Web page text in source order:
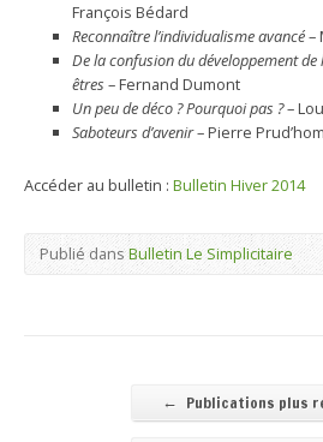
François Bédard
Reconnaître l’individualisme avancé–
De la confusion du développement de
êtres – Fernand Dumont
Un peu de déco ? Pourquoi pas ?–
Saboteurs d’avenir– Pierre
Accéder au bulletin : Bulletin Hiver 2014
Publié dansBulletin Le Simplicitaire
← Publications plus